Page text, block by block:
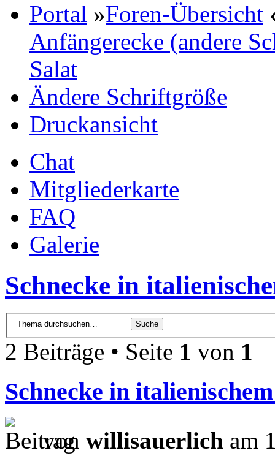
Portal »Foren-Übersicht
Anfängerecke (andere
Salat
Ändere Schriftgröße
Druckansicht
Chat
Mitgliederkarte
FAQ
Galerie
Schnecke in
2 Beiträge • Seite 1 von 1
Schnecke in
von willisauerlich am